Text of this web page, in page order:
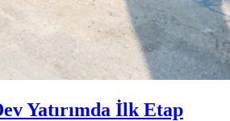
Yatırımda İlk Etap